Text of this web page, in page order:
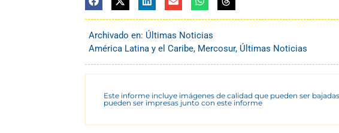
Archivado en: Últimas Noticias
América Latina y el Caribe, Mercosur, Últimas Noticias
Este informe incluye imágenes de calidad que pueden ser
pueden ser impresas junto con este informe